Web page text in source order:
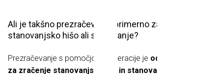
Ali je takšno prezračevanje primerno za
stanovanjsko hišo ali stanovanje?
Prezračevanje s pomočjo rekuperacije je odlična rešitev
za zračenje stanovanjskih hiš in stanovanj.